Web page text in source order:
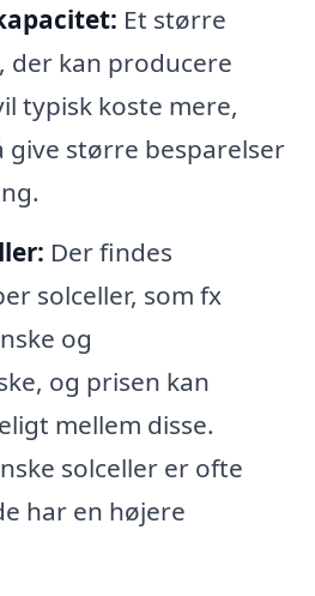
Et større
der kan producere
typisk koste mere,
give større besparelser
Der findes
solceller, som fx
og
og prisen kan
mellem disse.
solceller er ofte
har en højere